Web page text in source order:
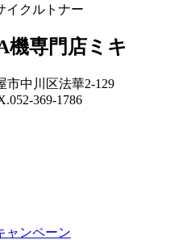
イクルトナー
機専門店ミキ
市中川区法華2-129
369-1786
ャンペーン